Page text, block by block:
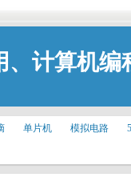
计算机编
单片机 模拟电路